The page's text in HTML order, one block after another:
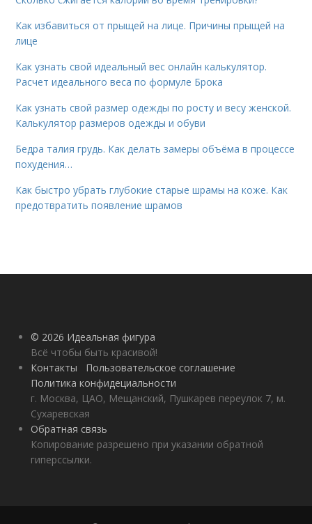
Как избавиться от прыщей на лице. Причины прыщей на
лице
Как узнать свой идеальный вес онлайн калькулятор.
Расчет идеального веса по формуле Брока
Как узнать свой размер одежды по росту и весу женской.
Калькулятор размеров одежды и обуви
Бедра талия грудь. Как делать замеры объёма в процессе
похудения…
Как быстро убрать глубокие старые шрамы на коже. Как
предотвратить появление шрамов
© 2026 Идеальная фигура
Всё чтобы быть красивой!
Контакты
Пользовательское соглашение
Политика конфидециальности
г. Москва, ЦАО, Мещанский, Пушкарев переулок 7, м.
Сухаревская
Обратная связь
Копирование разрешено при указании обратной
гиперссылки.